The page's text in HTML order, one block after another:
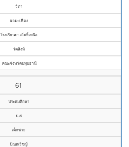
วิภา
ผลมะเฟือง
โรงเรียนบางโพธิ์เหนือ
วัดสิงห์
คณะจังหวัดปทุมธานี
61
ประถมศึกษา
ป.๕
เด็กชาย
ปัณณวิชญ์